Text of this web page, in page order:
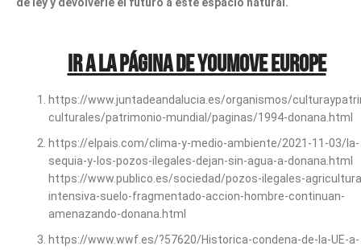
de ley y devolverle el futuro a este espacio natural.
IR A LA PÁGINA DE YOUMOVE EUROPE
https://www.juntadeandalucia.es/organismos/
culturales/patrimonio-mundial/paginas/1994-donana.html
https://elpais.com/clima-y-medio-ambiente/2021-11-03/la-
sequia-y-los-pozos-ilegales-dejan-sin-agua-a-donana.html
https://www.publico.es/sociedad/pozos-ilegales-
intensiva-suelo-fragmentado-accion-hombre-continuan-
amenazando-donana.html
https://www.wwf.es/?57620/Historica-condena-de-la-UE-a-